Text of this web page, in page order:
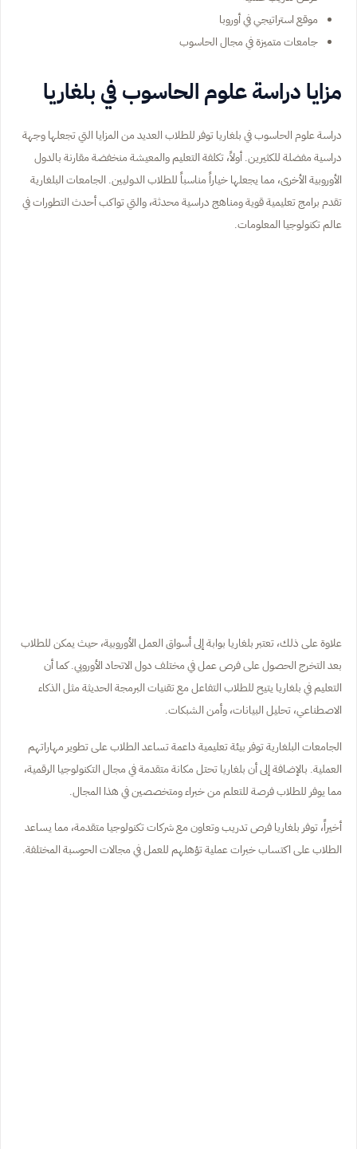
موقع استراتيجي في أوروبا
جامعات متميزة في مجال الحاسوب
مزايا دراسة علوم الحاسوب في بلغاريا
دراسة علوم الحاسوب في بلغاريا توفر للطلاب العديد من المزايا التي تجعلها وجهة
دراسية مفضلة للكثيرين. أولاً، تكلفة التعليم والمعيشة منخفضة مقارنة بالدول
الأوروبية الأخرى، مما يجعلها خياراً مناسباً للطلاب الدوليين. الجامعات البلغارية
تقدم برامج تعليمية قوية ومناهج دراسية محدثة، والتي تواكب أحدث التطورات في
عالم تكنولوجيا المعلومات.
علاوة على ذلك، تعتبر بلغاريا بوابة إلى أسواق العمل الأوروبية، حيث يمكن للطلاب
بعد التخرج الحصول على فرص عمل في مختلف دول الاتحاد الأوروبي. كما أن
التعليم في بلغاريا يتيح للطلاب التفاعل مع تقنيات البرمجة الحديثة مثل الذكاء
الاصطناعي، تحليل البيانات، وأمن الشبكات.
الجامعات البلغارية توفر بيئة تعليمية داعمة تساعد الطلاب على تطوير مهاراتهم
العملية. بالإضافة إلى أن بلغاريا تحتل مكانة متقدمة في مجال التكنولوجيا الرقمية،
مما يوفر للطلاب فرصة للتعلم من خبراء ومتخصصين في هذا المجال.
أخيراً، توفر بلغاريا فرص تدريب وتعاون مع شركات تكنولوجيا متقدمة، مما يساعد
الطلاب على اكتساب خبرات عملية تؤهلهم للعمل في مجالات الحوسبة المختلفة.